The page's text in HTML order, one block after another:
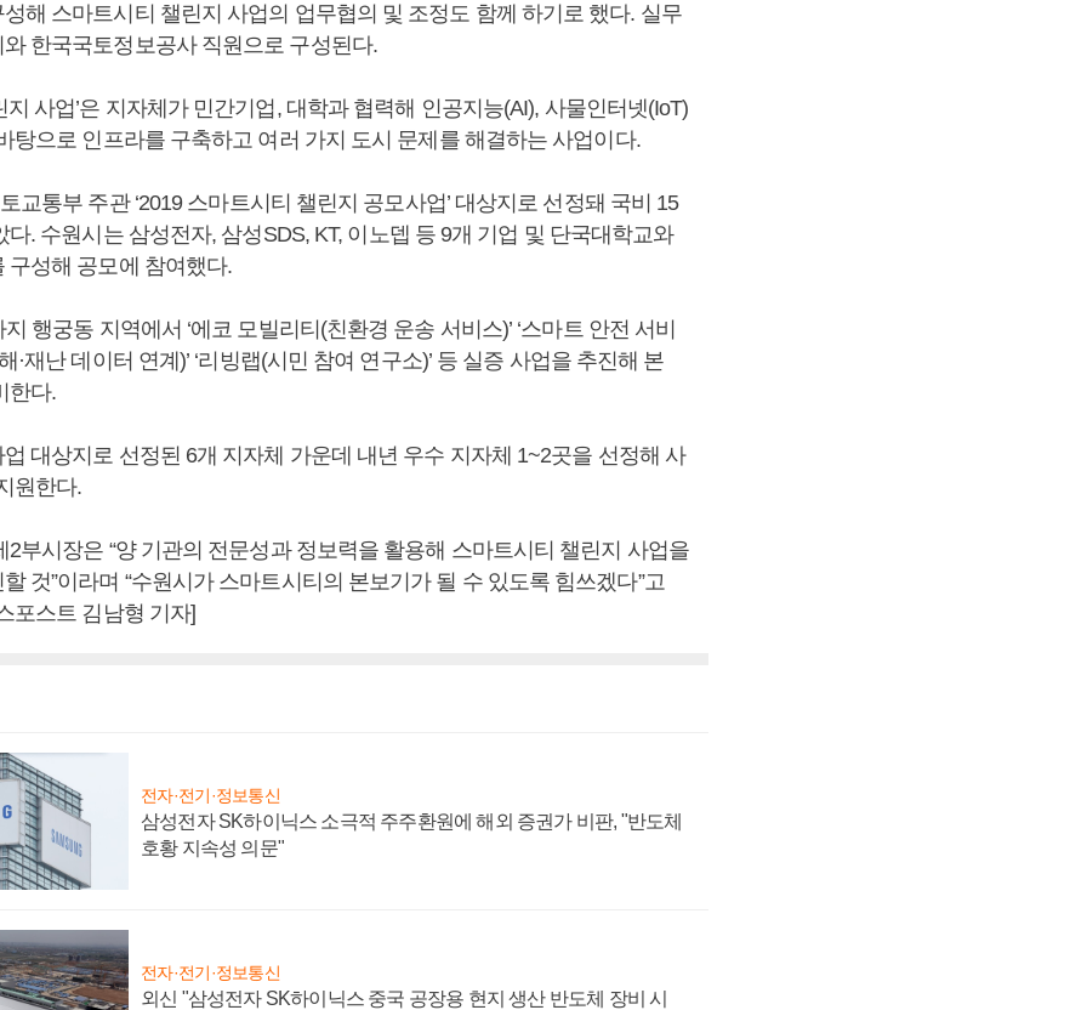
해 스마트시티 챌린지 사업의 업무협의 및 조정도 함께 하기로 했다. 실무
한국국토정보공사 직원으로 구성된다.
지 사업’은 지자체가 민간기업, 대학과 협력해 인공지능(AI), 사물인터넷(IoT)
탕으로 인프라를 구축하고 여러 가지 도시 문제를 해결하는 사업이다.
교통부 주관 ‘2019 스마트시티 챌린지 공모사업’ 대상지로 선정돼 국비 15
다. 수원시는 삼성전자, 삼성SDS, KT, 이노뎁 등 9개 기업 및 단국대학교와
구성해 공모에 참여했다.
행궁동 지역에서 ‘에코 모빌리티(친환경 운송 서비스)’ ‘스마트 안전 서비
·재난 데이터 연계)’ ‘리빙랩(시민 참여 연구소)’ 등 실증 사업을 추진해 본
한다.
대상지로 선정된 6개 지자체 가운데 내년 우수 지자체 1~2곳을 선정해 사
원한다.
2부시장은 “양 기관의 전문성과 정보력을 활용해 스마트시티 챌린지 사업을
것”이라며 “수원시가 스마트시티의 본보기가 될 수 있도록 힘쓰겠다”고
포스트 김남형 기자]
전자·전기·정보통신
삼성전자 SK하이닉스 소극적 주주환원에 해외 증권가 비판, "반도체
호황 지속성 의문"
전자·전기·정보통신
외신 "삼성전자 SK하이닉스 중국 공장용 현지 생산 반도체 장비 시